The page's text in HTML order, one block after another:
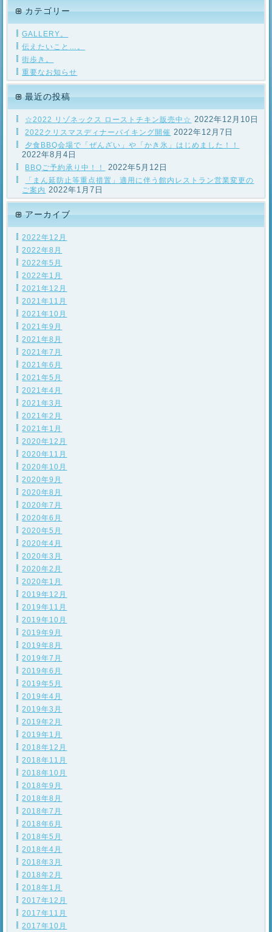
カテゴリー
GALLERY。
伝えたいこと…。
街歩き。
重要なお知らせ
最近の投稿
☆2022 リゾネックス ローストチキン販売中☆ 2022年12月10日
2022クリスマスディナーバイキング開催 2022年12月7日
夕食BBQ会場で「ぜんざい」や「かき氷」はじめました！！
2022年8月4日
BBQご予約承り中！！ 2022年5月12日
「まん延防止等重点措置」適用に伴う館内レストラン営業変更の
ご案内 2022年1月7日
アーカイブ
2022年12月
2022年8月
2022年5月
2022年1月
2021年12月
2021年11月
2021年10月
2021年9月
2021年8月
2021年7月
2021年6月
2021年5月
2021年4月
2021年3月
2021年2月
2021年1月
2020年12月
2020年11月
2020年10月
2020年9月
2020年8月
2020年7月
2020年6月
2020年5月
2020年4月
2020年3月
2020年2月
2020年1月
2019年12月
2019年11月
2019年10月
2019年9月
2019年8月
2019年7月
2019年6月
2019年5月
2019年4月
2019年3月
2019年2月
2019年1月
2018年12月
2018年11月
2018年10月
2018年9月
2018年8月
2018年7月
2018年6月
2018年5月
2018年4月
2018年3月
2018年2月
2018年1月
2017年12月
2017年11月
2017年10月